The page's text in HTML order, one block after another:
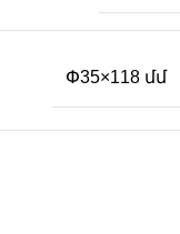
Փ35×118 մմ